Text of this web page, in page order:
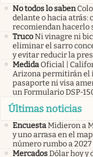
No todos lo saben
delante o hacia atrás:
recomiendan hacerlo
TrucoNi vinagre ni
eliminar el sarro
y evitar reducir la
Medida Oficial |
Arizona permitirán el
pasaporte ni visa
un Formulario DSP-
Últimas noticias
EncuestaMidieron a
y uno arrasa en el
número rumbo a 2027
MercadosDólar hoy y